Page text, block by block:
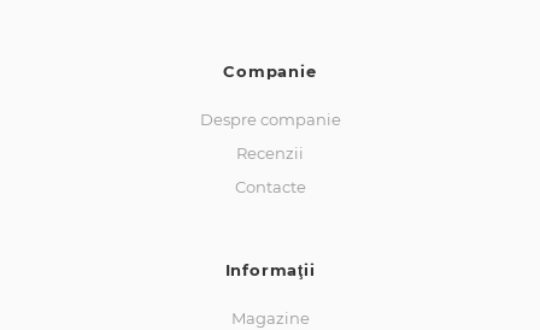
Companie
Despre companie
Recenzii
Contacte
Informaţii
Magazine